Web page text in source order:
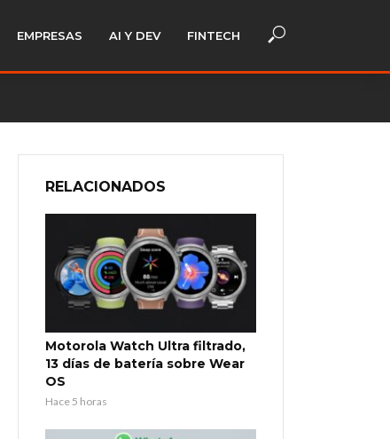
EMPRESAS AI Y DEV FINTECH
RELACIONADOS
Motorola Watch Ultra filtrado,
13 días de batería sobre Wear
OS
Hace 5 horas